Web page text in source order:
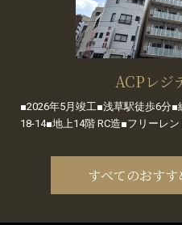
ACPレジ
■2026年5月竣工■浅草駅徒歩6分
18-14■地上14階 RC造■フリーレン
すべてのおすす